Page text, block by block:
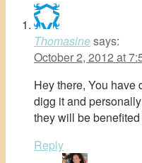
Thomasinesays:
October 2, 2012 at
Hey there, You have
digg it and
they will be
Reply